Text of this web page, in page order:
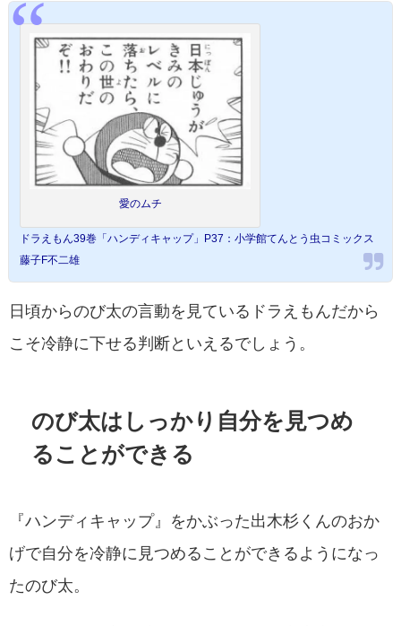
愛のムチ
ドラえもん39巻「ハンディキャップ」P37：小学館てんとう虫コミックス
藤子F不二雄
日頃からのび太の言動を見ているドラえもんだから
こそ冷静に下せる判断といえるでしょう。
のび太はしっかり自分を見つめ
ることができる
『ハンディキャップ』をかぶった出木杉くんのおか
げで自分を冷静に見つめることができるようになっ
たのび太。